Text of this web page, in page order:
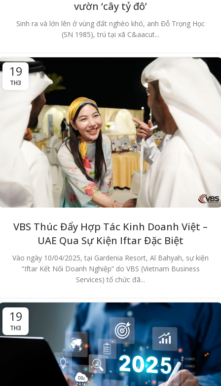
vườn ‘cây tỷ đô’
Sinh ra và lớn lên ở vùng đất nghèo khó, anh Đỗ Trọng Học
(SN 1985), trú tại xã C&aacut...
19
TH3
VBS Thúc Đẩy Hợp Tác Kinh Doanh Việt –
UAE Qua Sự Kiện Iftar Đặc Biệt
Vào ngày 10/04/2025, tại Gardenia Resort, Al Bahyah, sự kiện
“Iftar Kết Nối Doanh Nghiệp” do VBS (Vietnam Business
Services) tổ chức đã...
19
TH3